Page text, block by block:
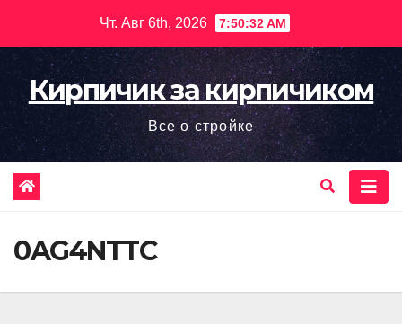
содержимому
Чт. Авг 6th, 2026 7:50:34 AM
Кирпичик за кирпичиком
Все о стройке
0AG4NTTC